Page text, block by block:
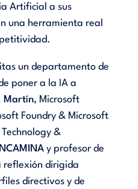
Artificial a sus
una herramienta real
un departamento de
poner a la IA a
Martín, Microsoft
Foundry & Microsoft
&
y profesor de
reflexión dirigida
directivos y de